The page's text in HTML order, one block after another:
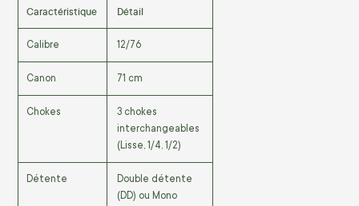
Caractéristique Détail
Calibre 12/76
Canon 71 cm
Chokes
3 chokes
interchangeables
(Lisse, 1/4, 1/2)
Détente
Double détente
(DD) ou Mono